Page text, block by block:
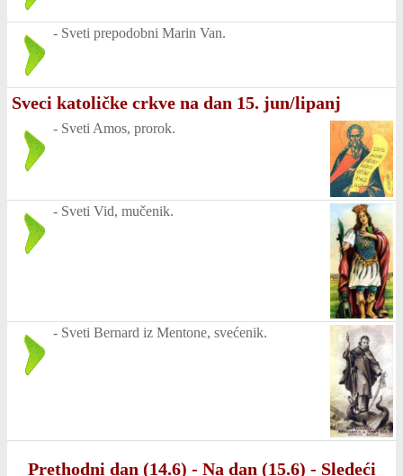
- Sveti prepodobni Marin Van.
Sveci katoličke crkve na dan 15. jun/lipanj
- Sveti Amos, prorok.
- Sveti Vid, mučenik.
- Sveti Bernard iz Mentone, svećenik.
Prethodni dan (14.6) - Na dan (15.6) - Sledeći